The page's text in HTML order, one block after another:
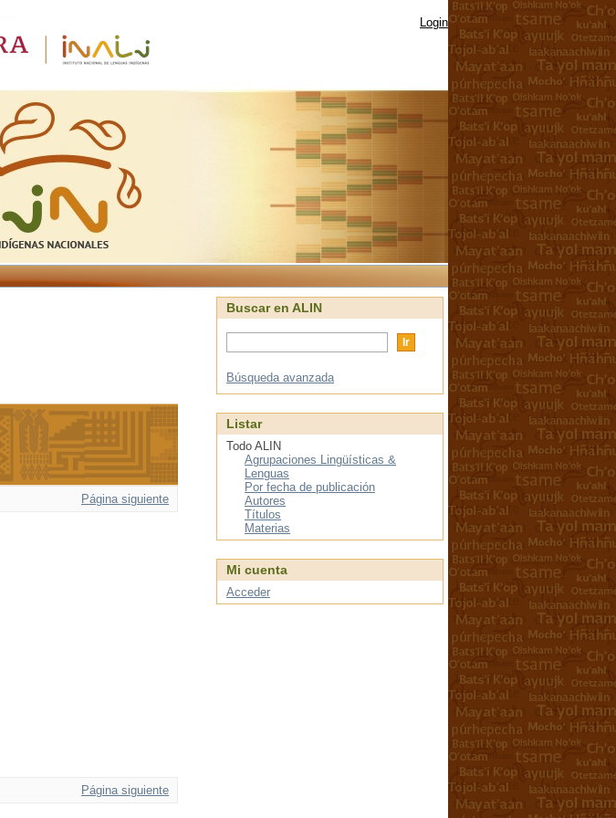
Login
Página siguiente
Página siguiente
Buscar en ALIN
Búsqueda avanzada
Listar
Todo ALIN
Agrupaciones Lingüísticas &
Lenguas
Por fecha de publicación
Autores
Títulos
Materias
Mi cuenta
Acceder